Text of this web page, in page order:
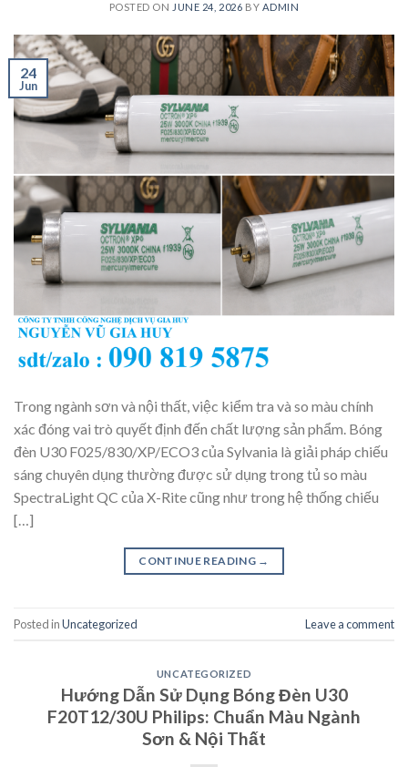
POSTED ON JUNE 24, 2026 BY ADMIN
24
Jun
Trong ngành sơn và nội thất, việc kiểm tra và so màu chính
xác đóng vai trò quyết định đến chất lượng sản phẩm. Bóng
đèn U30 F025/830/XP/ECO3 của Sylvania là giải pháp chiếu
sáng chuyên dụng thường được sử dụng trong tủ so màu
SpectraLight QC của X-Rite cũng như trong hệ thống chiếu
[…]
CONTINUE READING →
Posted inUncategorized Leave a comment
UNCATEGORIZED
Hướng Dẫn Sử Dụng Bóng Đèn U30
F20T12/30U Philips: Chuẩn Màu Ngành
Sơn & Nội Thất